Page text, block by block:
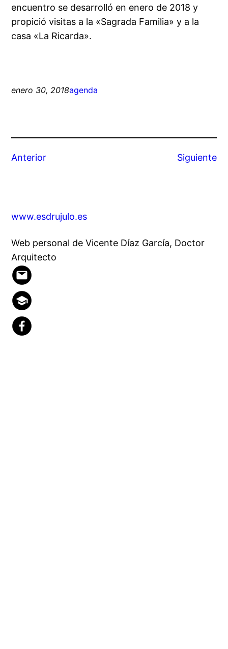
encuentro se desarrolló en enero de 2018 y
propició visitas a la «Sagrada Familia» y a la
casa «La Ricarda».
enero 30, 2018agenda
Anterior Siguiente
www.esdrujulo.es
Web personal de Vicente Díaz García, Doctor
Arquitecto